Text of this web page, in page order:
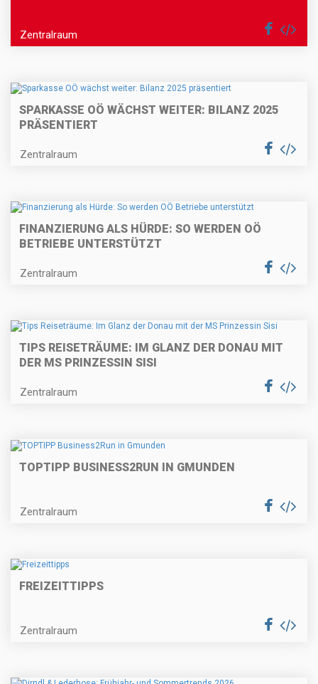
Zentralraum
SPARKASSE OÖ WÄCHST WEITER: BILANZ 2025
PRÄSENTIERT
Zentralraum
FINANZIERUNG ALS HÜRDE: SO WERDEN OÖ
BETRIEBE UNTERSTÜTZT
Zentralraum
TIPS REISETRÄUME: IM GLANZ DER DONAU MIT
DER MS PRINZESSIN SISI
Zentralraum
TOPTIPP BUSINESS2RUN IN GMUNDEN
Zentralraum
FREIZEITTIPPS
Zentralraum